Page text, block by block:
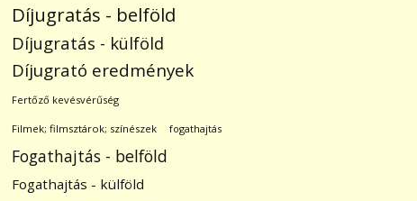
Díjugratás - belföld
Díjugratás - külföld
Díjugrató eredmények
Fertőző kevésvérűség
Filmek; filmsztárok; színészek fogathajtás
Fogathajtás - belföld
Fogathajtás - külföld